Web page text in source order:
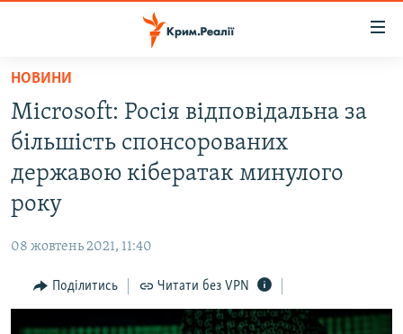
Перейти
основного
матеріалу
до
основної
Перейти
пошуку
ВОДА.КРИМ
ІНТЕРВ'Ю
ВСЕ ЗА ДЕНЬ
НОВИНИ
Microsoft: Росія відповідальна за
більшість спонсорованих
державою кібератак минулого
року
08 жовтень 2021, 11:40
Поділитись Читати без VPN